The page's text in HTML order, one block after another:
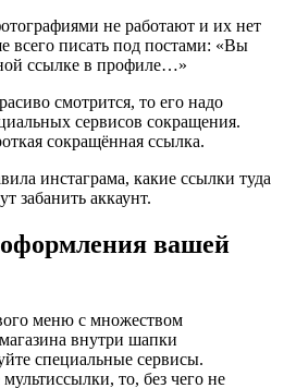
не работают и их нет
всего писать под постами: «Вы
ссылке в профиле…»
смотрится, то его надо
сервисов сокращения.
сокращённая ссылка.
инстаграма, какие ссылки туда
забанить аккаунт.
вашей
меню с множеством
внутри шапки
специальные сервисы.
то, без чего не